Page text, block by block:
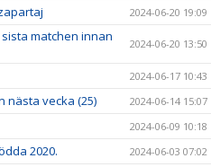
2024-06-20 19:09
matchen innan
2024-06-20 13:50
2024-06-17 10:43
nästa vecka (25) 2024-06-14 15:07
2024-06-09 10:18
2020. 2024-06-03 07:02